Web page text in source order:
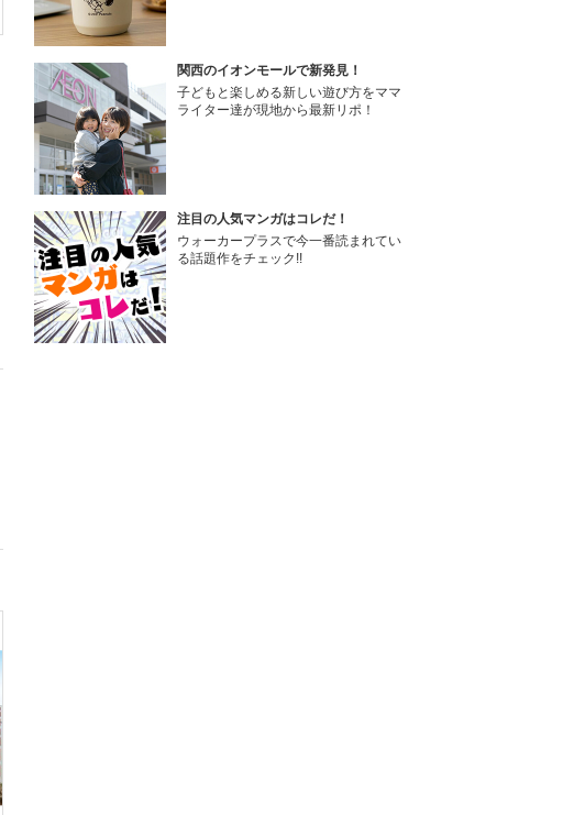
関西のイオンモールで新発見！
子どもと楽しめる新しい遊び方をママ
ライター達が現地から最新リポ！
注目の人気マンガはコレだ！
ウォーカープラスで今一番読まれてい
る話題作をチェック!!